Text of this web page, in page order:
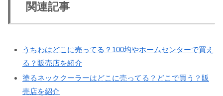
関連記事
うちわはどこに売ってる？100均やホームセンターで買え
る？販売店を紹介
塗るネッククーラーはどこに売ってる？どこで買う？販
売店を紹介